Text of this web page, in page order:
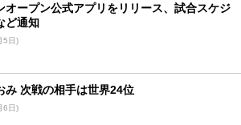
オープン公式アプリをリリース、試合スケジ
ど通知
5日)
み 次戦の相手は世界24位
6日)